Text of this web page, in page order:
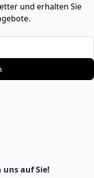
und erhalten Sie
uns auf Sie!